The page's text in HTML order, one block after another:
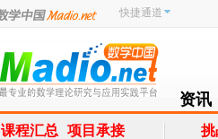
快捷通道
资讯
NEWS
课程汇总 项目承接 挑